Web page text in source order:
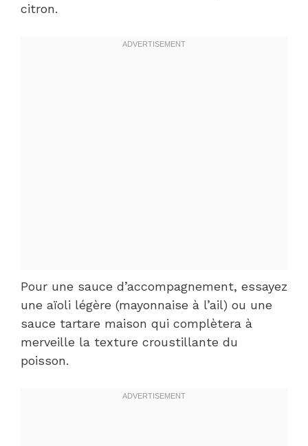
citron.
Pour une sauce d’accompagnement, essayez
une aïoli légère (mayonnaise à l’ail) ou une
sauce tartare maison qui complètera à
merveille la texture croustillante du
poisson.